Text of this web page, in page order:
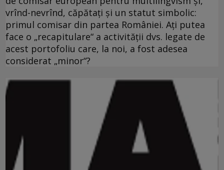
vrînd-nevrînd, căpătaţi şi un statut simbolic:
primul comisar din partea României. Aţi putea
face o „recapitulare“ a activităţii dvs. legate de
acest portofoliu care, la noi, a fost adesea
considerat „minor“?